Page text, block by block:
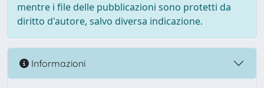
mentre i file delle pubblicazioni sono protetti da
diritto d'autore, salvo diversa indicazione.
Informazioni